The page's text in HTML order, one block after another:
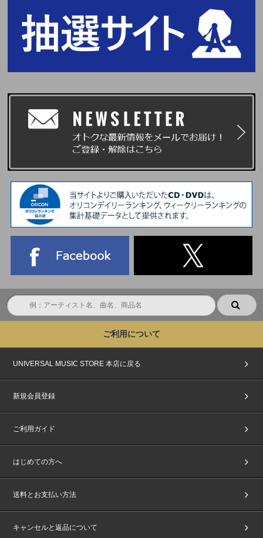
ご利用について
UNIVERSAL MUSIC STORE 本店に戻る
新規会員登録
ご利用ガイド
はじめての方へ
送料とお支払い方法
キャンセルと返品について